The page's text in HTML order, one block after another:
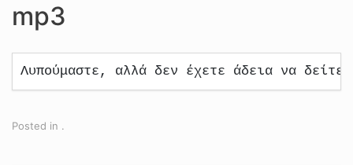
mp3
Λυπούμαστε, αλλά δεν έχετε άδεια να δείτε
Posted in .